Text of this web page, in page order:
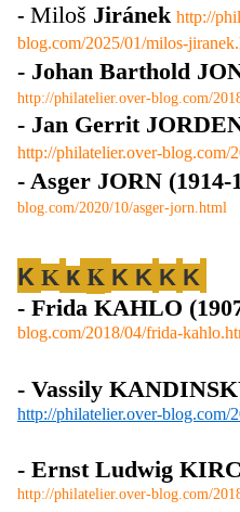
- Miloš Jiránek http://
blog.com/2025/01/milos-
- Johan Barthold
http://philatelier.over-blog.com/
- Jan Gerrit
http://philatelier.over-blog.com/
- Asger JORN (1914-
blog.com/2020/10/asger-jorn.html
K K K K K K K K
- Frida KAHLO
blog.com/2018/04/frida-
- Vassily
http://philatelier.over-blog.com/
- Ernst Ludwig
http://philatelier.over-blog.com/